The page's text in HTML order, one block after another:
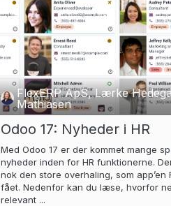
FlexERP ApS, Lærke
Mathiasen
Odoo 17: Nyheder i HR
Med Odoo 17 er der kommet mange
nyheder inden for HR funktionerne.
nok den store overhaling, som app’en
fået. Nedenfor kan du læse, hvorfor
relevant ...